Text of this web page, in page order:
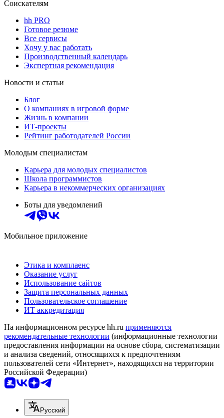
Соискателям
hh PRO
Готовое резюме
Все сервисы
Хочу у вас работать
Производственный календарь
Экспертная рекомендация
Новости и статьи
Блог
О компаниях в игровой форме
Жизнь в компании
ИТ-проекты
Рейтинг работодателей России
Молодым специалистам
Карьера для молодых специалистов
Школа программистов
Карьера в некоммерческих организациях
Боты для уведомлений
Мобильное приложение
Этика и комплаенс
Оказание услуг
Использование сайтов
Защита персональных данных
Пользовательское соглашение
ИТ аккредитация
На информационном ресурсе hh.ru применяются
рекомендательные технологии (информационные технологии
предоставления информации на основе сбора, систематизации
и анализа сведений, относящихся к предпочтениям
пользователей сети «Интернет», находящихся на территории
Российской Федерации)
Русский